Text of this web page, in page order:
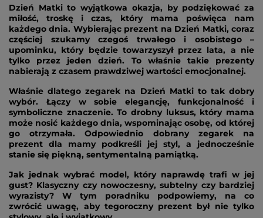
Dzień Matki to wyjątkowa okazja, by podziękować za
miłość, troskę i czas, który mama poświęca nam
każdego dnia. Wybierając prezent na Dzień Matki, coraz
częściej szukamy czegoś trwałego i osobistego –
upominku, który będzie towarzyszył przez lata, a nie
tylko przez jeden dzień. To właśnie takie prezenty
nabierają z czasem prawdziwej wartości emocjonalnej.
Właśnie dlatego zegarek na Dzień Matki to tak dobry
wybór. Łączy w sobie elegancję, funkcjonalność i
symboliczne znaczenie. To drobny luksus, który mama
może nosić każdego dnia, wspominając osobę, od której
go otrzymała. Odpowiednio dobrany zegarek na
prezent dla mamy podkreśli jej styl, a jednocześnie
stanie się piękną, sentymentalną pamiątką.
Jak jednak wybrać model, który naprawdę trafi w jej
gust? Klasyczny czy nowoczesny, subtelny czy bardziej
wyrazisty? W tym poradniku podpowiemy, na co
zwrócić uwagę, aby tegoroczny prezent był nie tylko